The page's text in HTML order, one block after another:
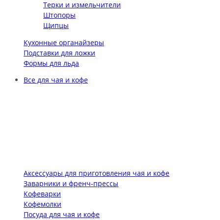
Терки и измельчители
Штопоры
Щипцы
Кухонные органайзеры
Подставки для ложки
Формы для льда
Все для чая и кофе
Аксессуары для приготовления чая и кофе
Заварники и френч-прессы
Кофеварки
Кофемолки
Посуда для чая и кофе